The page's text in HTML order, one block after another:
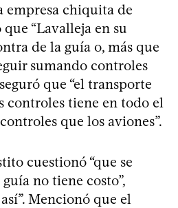
empresa chiquita de
“Lavalleja en su
de la guía o, más que
sumando controles
que “el transporte
controles tiene en todo el
que los aviones”.
cuestionó “que se
no tiene costo”,
Mencionó que el